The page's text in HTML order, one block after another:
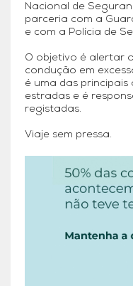
Nacional de
parceria com a
e com a Polícia de
O objetivo é alertar
condução em
é uma das principais
estradas e é
registadas.
Viaje sem pressa.